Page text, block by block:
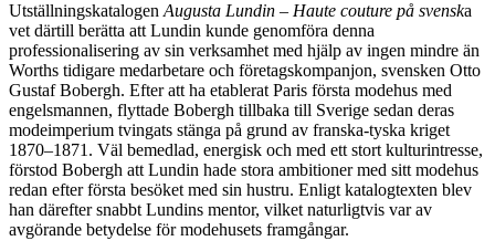
UtställningskatalogenAugusta Lundin – Haute couture på svenska
vet därtill berätta att Lundin kunde genomföra denna
professionalisering av sin verksamhet med hjälp av ingen mindre än
Worths tidigare medarbetare och företagskompanjon, svensken Otto
Gustaf Bobergh. Efter att ha etablerat Paris första modehus med
engelsmannen, flyttade Bobergh tillbaka till Sverige sedan deras
modeimperium tvingats stänga på grund av franska-tyska kriget
1870–1871. Väl bemedlad, energisk och med ett stort kulturintresse,
förstod Bobergh att Lundin hade stora ambitioner med sitt modehus
redan efter första besöket med sin hustru. Enligt katalogtexten blev
han därefter snabbt Lundins mentor, vilket naturligtvis var av
avgörande betydelse för modehusets framgångar.